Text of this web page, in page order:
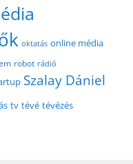
oktatás online média
robot rádió
Szalay Dániel
tv tévé tévézés